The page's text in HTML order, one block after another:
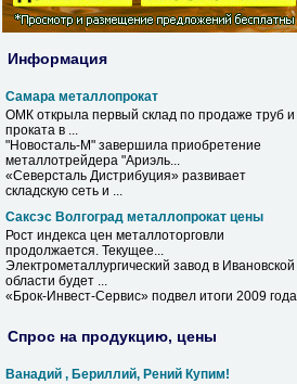
Информация
Самара металлопрокат
ОМК открыла первый склад по продаже труб и
проката в ...
"Новосталь-М" завершила приобретение
металлотрейдера "Ариэль...
«Северсталь Дистрибуция» развивает
складскую сеть и ...
Саксэс Волгоград металлопрокат цены
Рост индекса цен металлоторговли
продолжается. Текущее...
Электрометаллургический завод в Ивановской
области будет ...
«Брок-Инвест-Сервис» подвел итоги 2009 года
Спрос на продукцию, цены
Ванадий , Бериллий, Рений Купим!